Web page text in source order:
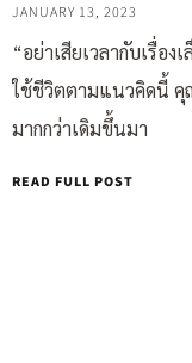
JANUARY 13, 2023
“อย่าเสียเวลากับเรื่อ
ใช้ชีวิตตามแนวคิดนี้ คุ
มากกว่าเดิมขึ้นมา
READ FULL POST